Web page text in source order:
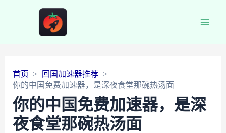
首页
回国加速器推荐
你的中国免费加速器，是深夜食堂那碗热汤面
你的中国免费加速器，是深
夜食堂那碗热汤面